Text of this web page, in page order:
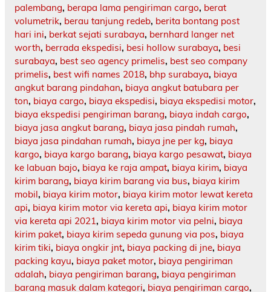
palembang, berapa lama pengiriman cargo, berat
volumetrik, berau tanjung redeb, berita bontang post
hari ini, berkat sejati surabaya, bernhard langer net
worth, berrada ekspedisi, besi hollow surabaya, besi
surabaya, best seo agency primelis, best seo company
primelis, best wifi names 2018, bhp surabaya, biaya
angkut barang pindahan, biaya angkut batubara per
ton, biaya cargo, biaya ekspedisi, biaya ekspedisi motor,
biaya ekspedisi pengiriman barang, biaya indah cargo,
biaya jasa angkut barang, biaya jasa pindah rumah,
biaya jasa pindahan rumah, biaya jne per kg, biaya
kargo, biaya kargo barang, biaya kargo pesawat, biaya
ke labuan bajo, biaya ke raja ampat, biaya kirim, biaya
kirim barang, biaya kirim barang via bus, biaya kirim
mobil, biaya kirim motor, biaya kirim motor lewat kereta
api, biaya kirim motor via kereta api, biaya kirim motor
via kereta api 2021, biaya kirim motor via pelni, biaya
kirim paket, biaya kirim sepeda gunung via pos, biaya
kirim tiki, biaya ongkir jnt, biaya packing di jne, biaya
packing kayu, biaya paket motor, biaya pengiriman
adalah, biaya pengiriman barang, biaya pengiriman
barang masuk dalam kategori, biaya pengiriman cargo,